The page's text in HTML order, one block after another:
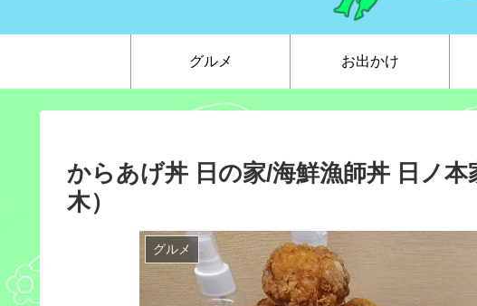
グルメ お出かけ
からあげ丼 日の家/海鮮漁師丼 日ノ
木）
グルメ